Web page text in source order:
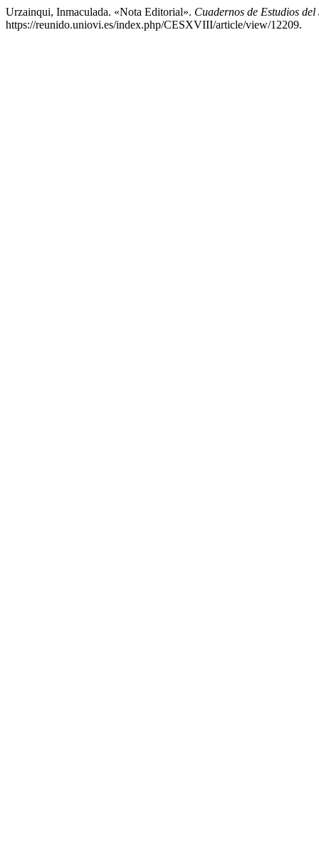
Urzainqui, Inmaculada. «Nota Editorial». Cuadernos de Estudios
https://reunido.uniovi.es/index.php/CESXVIII/article/view/12209.